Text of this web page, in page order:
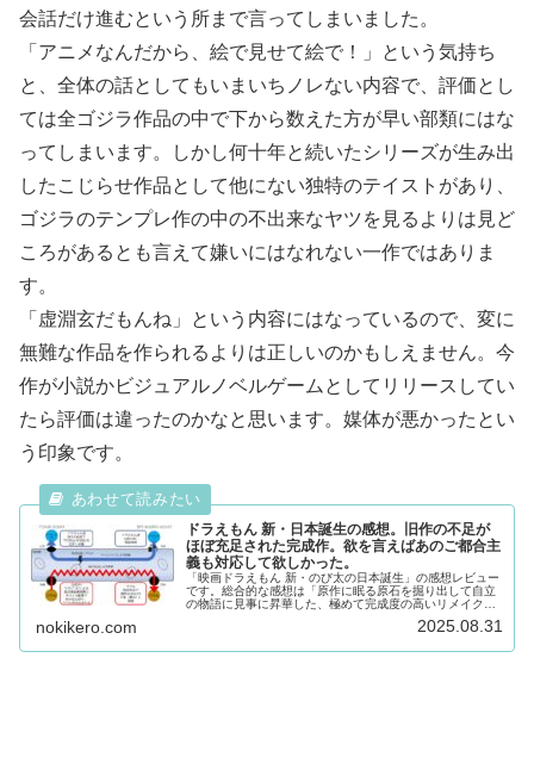
会話だけ進むという所まで言ってしまいました。
「アニメなんだから、絵で見せて絵で！」という気持ち
と、全体の話としてもいまいちノレない内容で、評価とし
ては全ゴジラ作品の中で下から数えた方が早い部類にはな
ってしまいます。しかし何十年と続いたシリーズが生み出
したこじらせ作品として他にない独特のテイストがあり、
ゴジラのテンプレ作の中の不出来なヤツを見るよりは見ど
ころがあるとも言えて嫌いにはなれない一作ではありま
す。
「虚淵玄だもんね」という内容にはなっているので、変に
無難な作品を作られるよりは正しいのかもしえません。今
作が小説かビジュアルノベルゲームとしてリリースしてい
たら評価は違ったのかなと思います。媒体が悪かったとい
う印象です。
ドラえもん 新・日本誕生の感想。旧作の不足が
ほぼ充足された完成作。欲を言えばあのご都合主
義も対応して欲しかった。
「映画ドラえもん 新・のび太の日本誕生」の感想レビュー
です。総合的な感想は「原作に眠る原石を掘り出して自立
の物語に見事に昇華した、極めて完成度の高いリメイク
nokikero.com 2025.08.31